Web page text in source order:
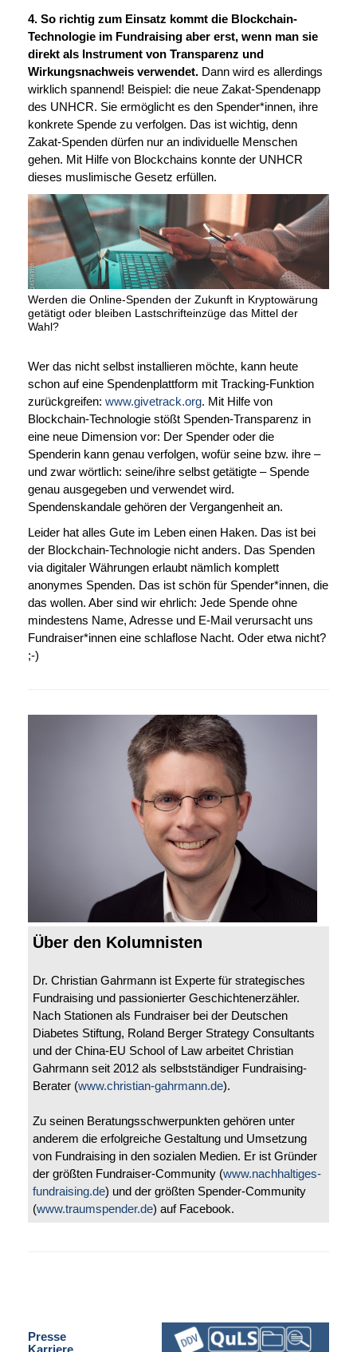
4. So richtig zum Einsatz kommt die Blockchain-
Technologie im Fundraising aber erst, wenn man sie
direkt als Instrument von Transparenz und
Wirkungsnachweis verwendet. Dann wird es allerdings
wirklich spannend! Beispiel: die neue Zakat-Spendenapp
des UNHCR. Sie ermöglicht es den Spender*innen, ihre
konkrete Spende zu verfolgen. Das ist wichtig, denn
Zakat-Spenden dürfen nur an individuelle Menschen
gehen. Mit Hilfe von Blockchains konnte der UNHCR
dieses muslimische Gesetz erfüllen.
Werden die Online-Spenden der Zukunft in Kryptowärung
getätigt oder bleiben Lastschrifteinzüge das Mittel der
Wahl?
Wer das nicht selbst installieren möchte, kann heute
schon auf eine Spendenplattform mit Tracking-Funktion
zurückgreifen: www.givetrack.org. Mit Hilfe von
Blockchain-Technologie stößt Spenden-Transparenz in
eine neue Dimension vor: Der Spender oder die
Spenderin kann genau verfolgen, wofür seine bzw. ihre –
und zwar wörtlich: seine/ihre selbst getätigte – Spende
genau ausgegeben und verwendet wird.
Spendenskandale gehören der Vergangenheit an.
Leider hat alles Gute im Leben einen Haken. Das ist bei
der Blockchain-Technologie nicht anders. Das Spenden
via digitaler Währungen erlaubt nämlich komplett
anonymes Spenden. Das ist schön für Spender*innen, die
das wollen. Aber sind wir ehrlich: Jede Spende ohne
mindestens Name, Adresse und E-Mail verursacht uns
Fundraiser*innen eine schlaflose Nacht. Oder etwa nicht?
;-)
Über den Kolumnisten
Dr. Christian Gahrmann ist Experte für strategisches
Fundraising und passionierter Geschichtenerzähler.
Nach Stationen als Fundraiser bei der Deutschen
Diabetes Stiftung, Roland Berger Strategy Consultants
und der China-EU School of Law arbeitet Christian
Gahrmann seit 2012 als selbstständiger Fundraising-
Berater (www.christian-gahrmann.de).
Zu seinen Beratungsschwerpunkten gehören unter
anderem die erfolgreiche Gestaltung und Umsetzung
von Fundraising in den sozialen Medien. Er ist Gründer
der größten Fundraiser-Community (www.nachhaltiges-
fundraising.de) und der größten Spender-Community
(www.traumspender.de) auf Facebook.
Presse
Karriere